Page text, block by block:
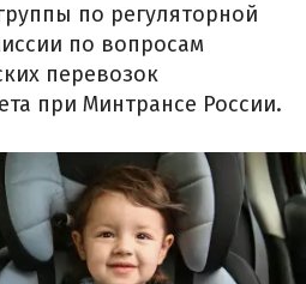
по регуляторной
по вопросам
перевозок
при Минтрансе России.